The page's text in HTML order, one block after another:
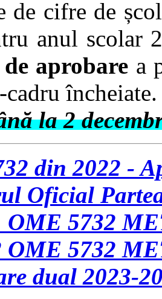
de cifre de
anul scolar
aprobare a
încheiate.
la 2
din 2022 -
Oficial
OME 5732
OME 5732
dual 2023-